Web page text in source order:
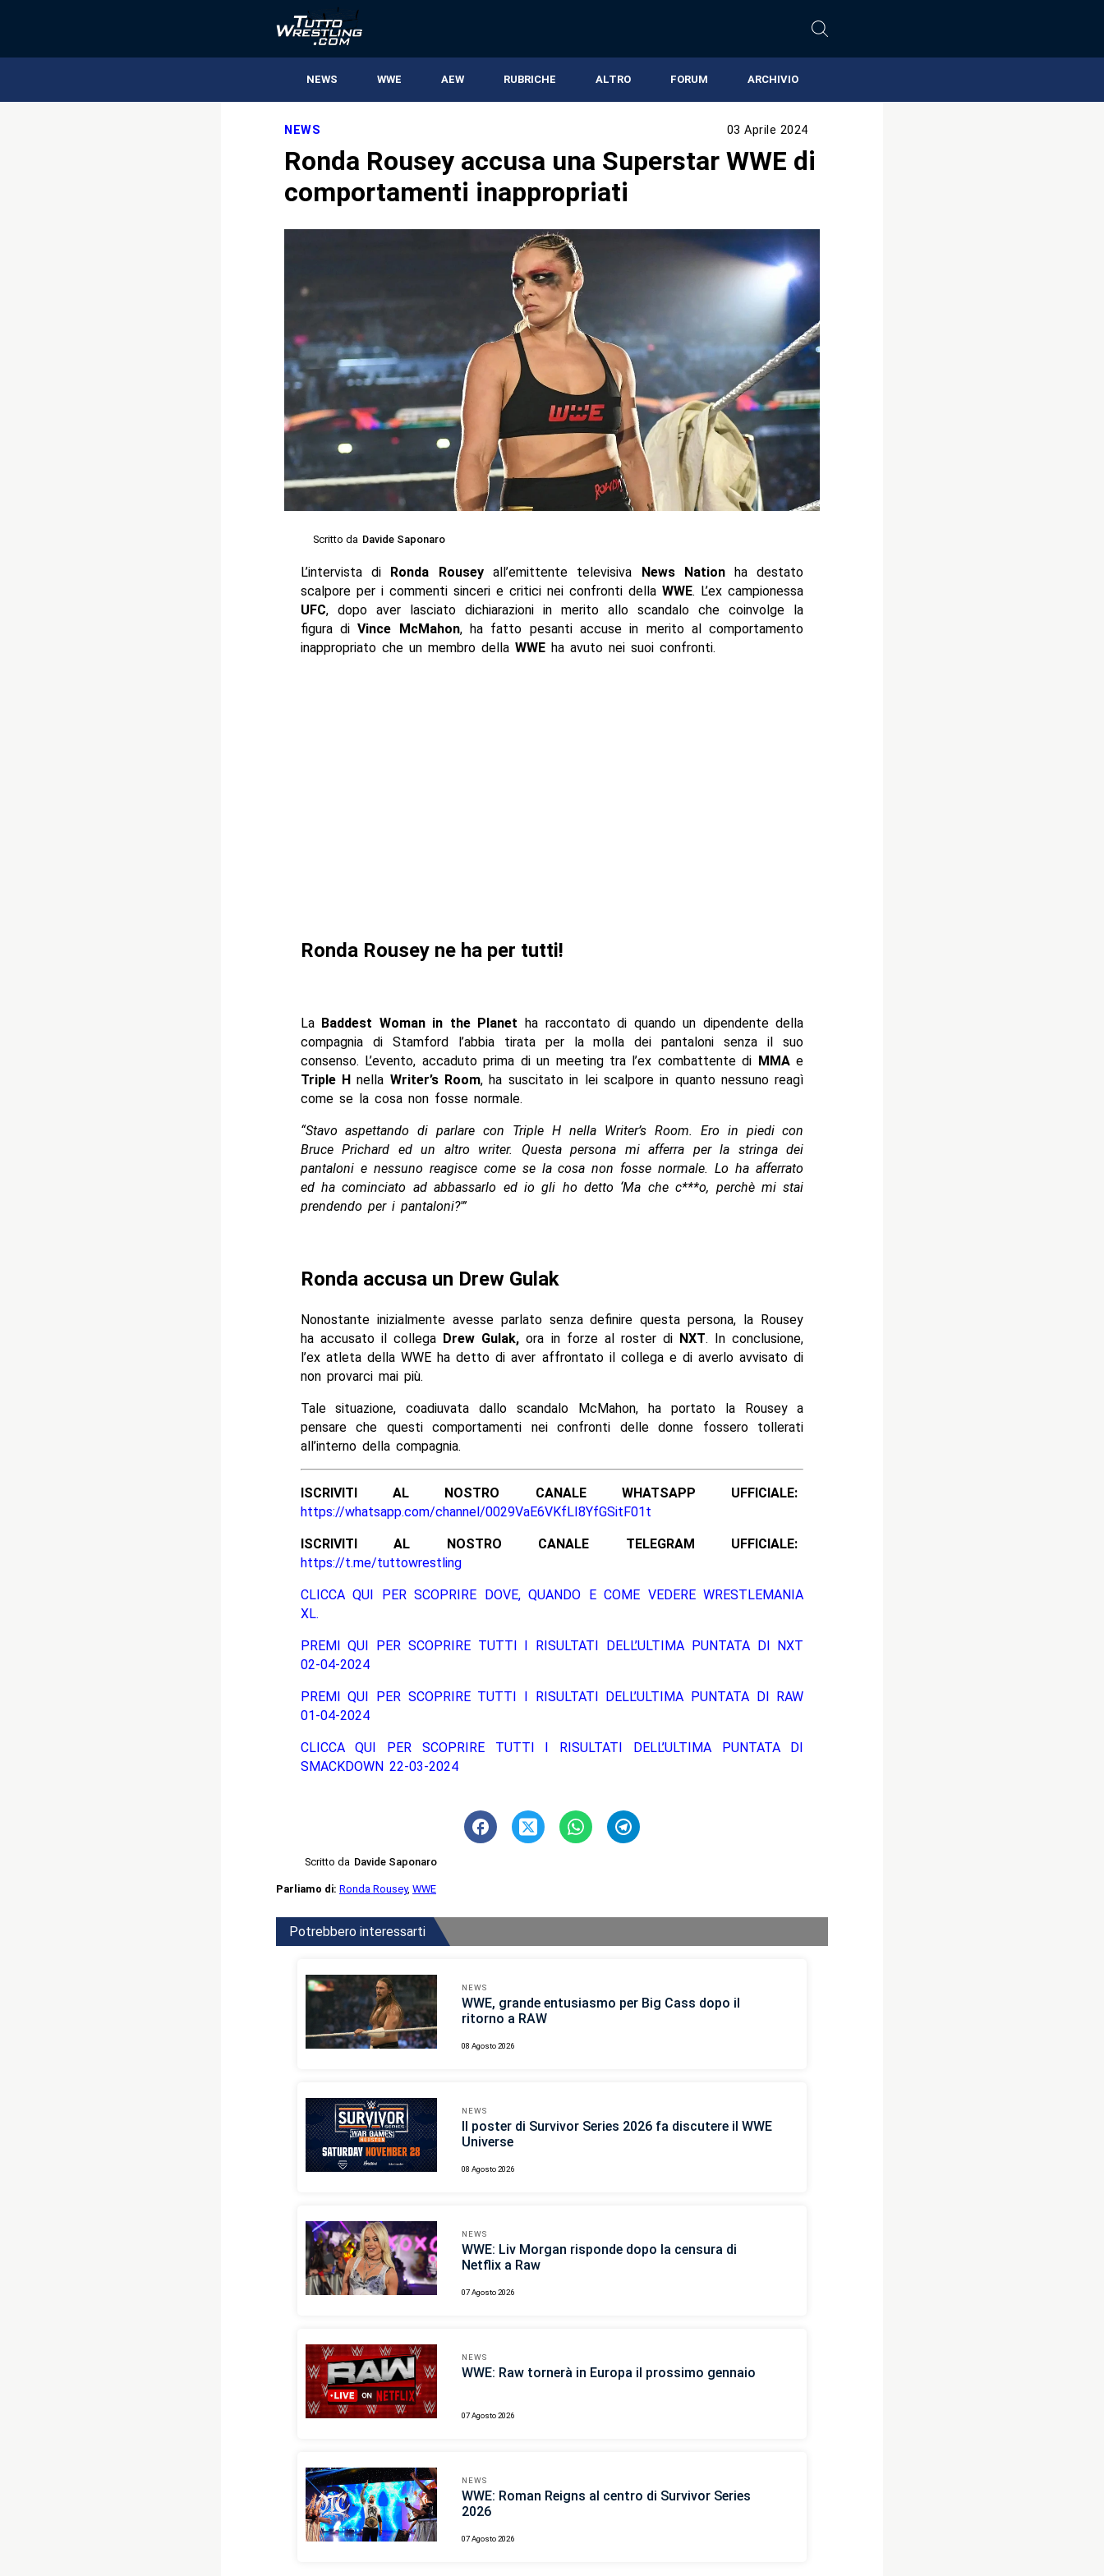
NEWS WWE AEW RUBRICHE ALTRO FORUM ARCHIVIO
NEWS 03 Aprile 2024
Ronda Rousey accusa una Superstar WWE di
comportamenti inappropriati
Scritto da Davide Saponaro
L’intervista di Ronda Rouseyall’emittente televisiva News Nationha destato
scalpore per i commenti sinceri e critici nei confronti dellaWWE. L’ex campionessa
UFC, dopo aver lasciato dichiarazioni in merito allo scandalo che coinvolge la
figura diVince McMahon, ha fatto pesanti accuse in merito al comportamento
inappropriato che un membro della WWEha avuto nei suoi confronti.
Ronda Rousey ne ha per tutti!
La Baddest Woman in the Planet ha raccontato di quando un dipendente della
compagnia di Stamford l’abbia tirata per la molla dei pantaloni senza il suo
consenso. L’evento, accaduto prima di un meeting tra l’ex combattente di MMAe
Triple Hnella Writer’s Room, ha suscitato in lei scalpore in quanto nessuno reagì
come se la cosa non fosse normale.
“Stavo aspettando di parlare con Triple H nella Writer’s Room. Ero in piedi con
Bruce Prichard ed un altro writer. Questa persona mi afferra per la stringa dei
pantaloni e nessuno reagisce come se la cosa non fosse normale. Lo ha afferrato
ed ha cominciato ad abbassarlo ed io gli ho detto ‘Ma che c***o, perchè mi stai
prendendo per i pantaloni?'”
Ronda accusa un Drew Gulak
Nonostante inizialmente avesse parlato senza definire questa persona, la Rousey
ha accusato il collega Drew Gulak,ora in forze al roster di NXT. In conclusione,
l’ex atleta della WWE ha detto di aver affrontato il collega e di averlo avvisato di
non provarci mai più.
Tale situazione, coadiuvata dallo scandalo McMahon, ha portato la Rousey a
pensare che questi comportamenti nei confronti delle donne fossero tollerati
all’interno della compagnia.
ISCRIVITI AL NOSTRO CANALE WHATSAPP UFFICIALE:
https://whatsapp.com/channel/0029VaE6VKfLI8YfGSitF01t
ISCRIVITI AL NOSTRO CANALE TELEGRAM UFFICIALE:
https://t.me/tuttowrestling
CLICCA QUI PER SCOPRIRE DOVE, QUANDO E COME VEDERE WRESTLEMANIA
XL.
PREMI QUI PER SCOPRIRE TUTTI I RISULTATI DELL’ULTIMA PUNTATA DI NXT
02-04-2024
PREMI QUI PER SCOPRIRE TUTTI I RISULTATI DELL’ULTIMA PUNTATA DI RAW
01-04-2024
CLICCA QUI PER SCOPRIRE TUTTI I RISULTATI DELL’ULTIMA PUNTATA DI
SMACKDOWN 22-03-2024
Scritto da Davide Saponaro
Parliamo di: Ronda Rousey, WWE
Potrebbero interessarti
NEWS
WWE, grande entusiasmo per Big Cass dopo il
ritorno a RAW
08 Agosto 2026
NEWS
Il poster di Survivor Series 2026 fa discutere il WWE
Universe
08 Agosto 2026
NEWS
WWE: Liv Morgan risponde dopo la censura di
Netflix a Raw
07 Agosto 2026
NEWS
WWE: Raw tornerà in Europa il prossimo gennaio
07 Agosto 2026
NEWS
WWE: Roman Reigns al centro di Survivor Series
2026
07 Agosto 2026